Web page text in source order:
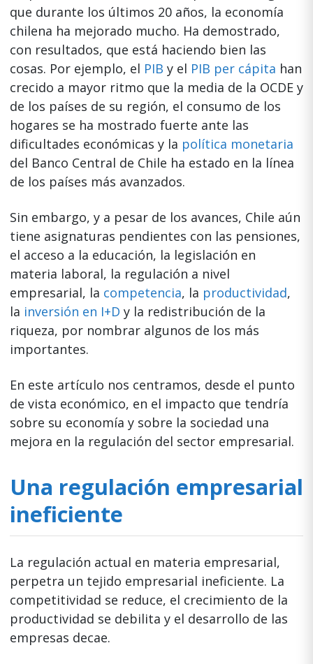
que durante los últimos 20 años, la economía
chilena ha mejorado mucho. Ha demostrado,
con resultados, que está haciendo bien las
cosas. Por ejemplo, el PIB y el PIB per cápita han
crecido a mayor ritmo que la media de la OCDE y
de los países de su región, el consumo de los
hogares se ha mostrado fuerte ante las
dificultades económicas y la política monetaria
del Banco Central de Chile ha estado en la línea
de los países más avanzados.
Sin embargo, y a pesar de los avances, Chile aún
tiene asignaturas pendientes con las pensiones,
el acceso a la educación, la legislación en
materia laboral, la regulación a nivel
empresarial, la competencia, la productividad,
la inversión en I+D y la redistribución de la
riqueza, por nombrar algunos de los más
importantes.
En este artículo nos centramos, desde el punto
de vista económico, en el impacto que tendría
sobre su economía y sobre la sociedad una
mejora en la regulación del sector empresarial.
Una regulación empresarial
ineficiente
La regulación actual en materia empresarial,
perpetra un tejido empresarial ineficiente. La
competitividad se reduce, el crecimiento de la
productividad se debilita y el desarrollo de las
empresas decae.